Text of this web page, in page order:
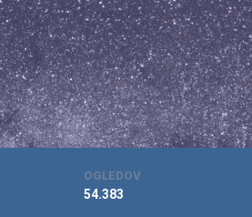
OGLEDOV
54.383